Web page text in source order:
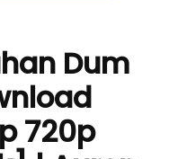
Dum
720p